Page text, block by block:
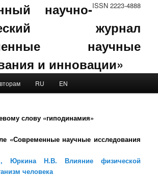
ISSN 2223-4888
научно-
журнал
научные
и инновации»
content RU EN
слову «гиподинамия»
«Современные научные исследования
Юркина Н.В. Влияние физической
человека